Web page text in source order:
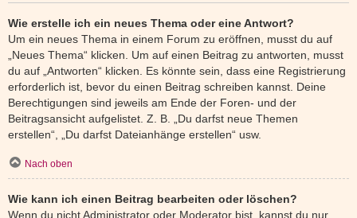
Wie erstelle ich ein neues Thema oder eine Antwort?
Um ein neues Thema in einem Forum zu eröffnen, musst du auf
„Neues Thema“ klicken. Um auf einen Beitrag zu antworten, musst
du auf „Antworten“ klicken. Es könnte sein, dass eine Registrierung
erforderlich ist, bevor du einen Beitrag schreiben kannst. Deine
Berechtigungen sind jeweils am Ende der Foren- und der
Beitragsansicht aufgelistet. Z. B. „Du darfst neue Themen
erstellen“, „Du darfst Dateianhänge erstellen“ usw.
Nach oben
Wie kann ich einen Beitrag bearbeiten oder löschen?
Wenn du nicht Administrator oder Moderator bist, kannst du nur